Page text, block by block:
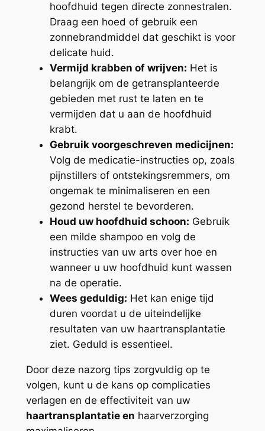
hoofdhuid tegen directe zonnestralen.
Draag een hoed of gebruik een
zonnebrandmiddel dat geschikt is voor
delicate huid.
Vermijd krabben of wrijven: Het is
belangrijk om de getransplanteerde
gebieden met rust te laten en te
vermijden dat u aan de hoofdhuid
krabt.
Gebruik voorgeschreven medicijnen:
Volg de medicatie-instructies op, zoals
pijnstillers of ontstekingsremmers, om
ongemak te minimaliseren en een
gezond herstel te bevorderen.
Houd uw hoofdhuid schoon: Gebruik
een milde shampoo en volg de
instructies van uw arts over hoe en
wanneer u uw hoofdhuid kunt wassen
na de operatie.
Wees geduldig: Het kan enige tijd
duren voordat u de uiteindelijke
resultaten van uw haartransplantatie
ziet. Geduld is essentieel.
Door deze nazorg tips zorgvuldig op te
volgen, kunt u de kans op complicaties
verlagen en de effectiviteit van uw
haartransplantatie en haarverzorging